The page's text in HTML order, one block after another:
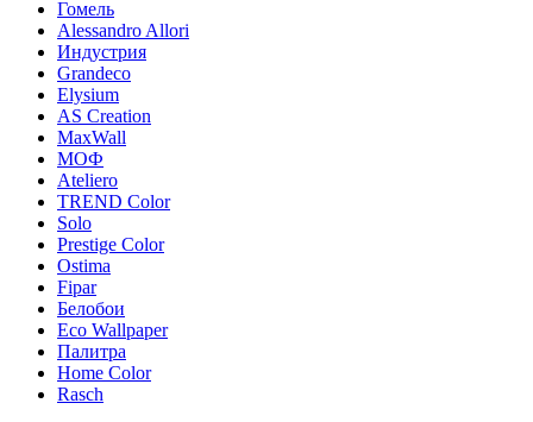
Гомель
Alessandro Allori
Индустрия
Grandeco
Elysium
AS Creation
MaxWall
МОФ
Ateliero
TREND Color
Solo
Prestige Color
Ostima
Fipar
Белобои
Eco Wallpaper
Палитра
Home Color
Rasch